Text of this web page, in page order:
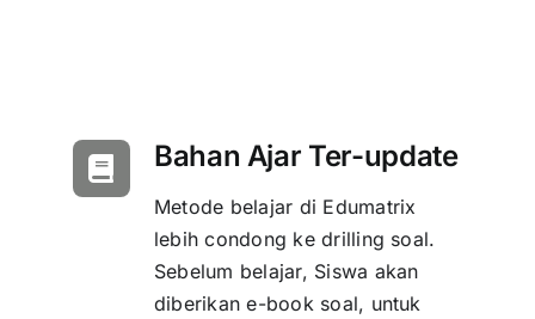
Bahan Ajar Ter-update
Metode belajar di Edumatrix
lebih condong ke drilling soal.
Sebelum belajar, Siswa akan
diberikan e-book soal, untuk